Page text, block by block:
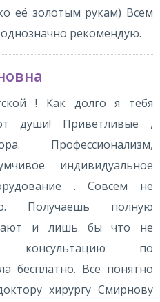
её золотым рукам) Всем
рекомендую.
! Как долго я тебя
души! Приветливые ,
Профессионализм,
индивидуальное
. Совсем не
Получаешь полную
и лишь бы что не
консультацию по
бесплатно. Все понятно
хирургу Смирнову